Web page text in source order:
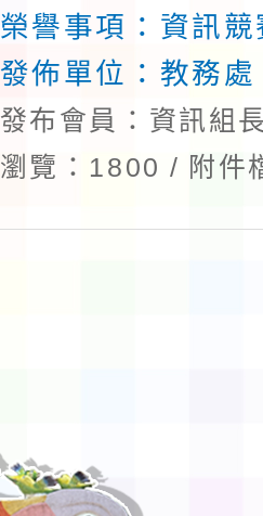
雄榜積分賽」
榮譽事項： 資訊競
發佈單位： 教務處
發布會員：資訊組
瀏覽：1800
附件